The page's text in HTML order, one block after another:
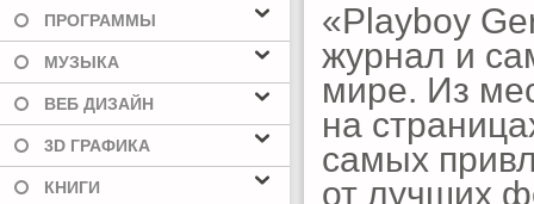
ПРОГРАММЫ
МУЗЫКА
ВЕБ ДИЗАЙН
3D ГРАФИКА
КНИГИ
«Playboy
журнал и
мире. Из
на
самых
от лучших